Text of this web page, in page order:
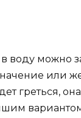
воду можно
или
греться, она